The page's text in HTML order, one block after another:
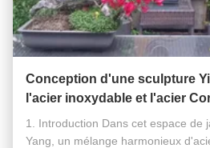
Conception d'une sculpture
l'acier inoxydable et l'acier
1. Introduction Dans cet espace de
Yang, un mélange harmonieux